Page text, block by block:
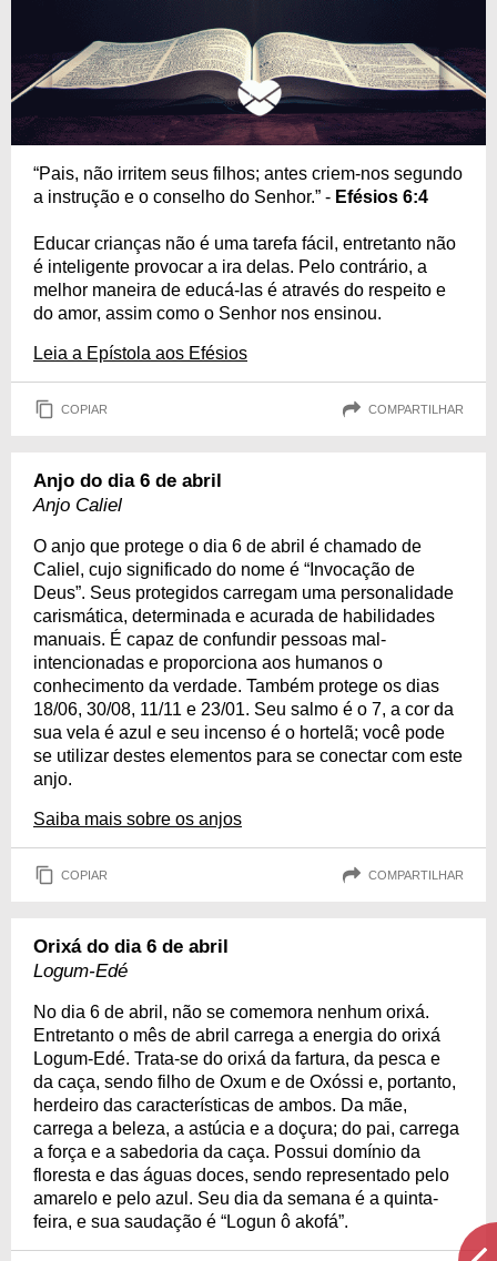
“Pais, não irritem seus filhos; antes criem-nos segundo
a instrução e o conselho do Senhor.” - Efésios 6:4
Educar crianças não é uma tarefa fácil, entretanto não
é inteligente provocar a ira delas. Pelo contrário, a
melhor maneira de educá-las é através do respeito e
do amor, assim como o Senhor nos ensinou.
Leia a Epístola aos Efésios
COPIAR COMPARTILHAR
Anjo do dia 6 de abril
Anjo Caliel
O anjo que protege o dia 6 de abril é chamado de
Caliel, cujo significado do nome é “Invocação de
Deus”. Seus protegidos carregam uma personalidade
carismática, determinada e acurada de habilidades
manuais. É capaz de confundir pessoas mal-
intencionadas e proporciona aos humanos o
conhecimento da verdade. Também protege os dias
18/06, 30/08, 11/11 e 23/01. Seu salmo é o 7, a cor da
sua vela é azul e seu incenso é o hortelã; você pode
se utilizar destes elementos para se conectar com este
anjo.
Saiba mais sobre os anjos
COPIAR COMPARTILHAR
Orixá do dia 6 de abril
Logum-Edé
No dia 6 de abril, não se comemora nenhum orixá.
Entretanto o mês de abril carrega a energia do orixá
Logum-Edé. Trata-se do orixá da fartura, da pesca e
da caça, sendo filho de Oxum e de Oxóssi e, portanto,
herdeiro das características de ambos. Da mãe,
carrega a beleza, a astúcia e a doçura; do pai, carrega
a força e a sabedoria da caça. Possui domínio da
floresta e das águas doces, sendo representado pelo
amarelo e pelo azul. Seu dia da semana é a quinta-
feira, e sua saudação é “Logun ô akofá”.